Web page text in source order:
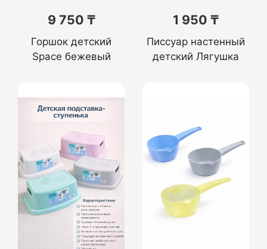
9 750 ₸
Горшок детский
Space бежевый
1 950 ₸
Писсуар настенный
детский Лягушка